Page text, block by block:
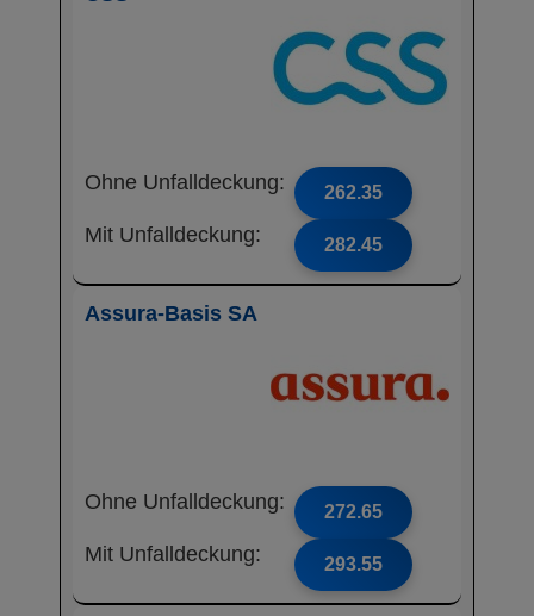
Ohne Unfalldeckung: 262.35
Mit Unfalldeckung: 282.45
Assura-Basis SA
Ohne Unfalldeckung: 272.65
Mit Unfalldeckung: 293.55